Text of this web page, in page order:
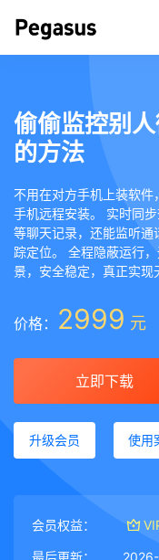
偷偷监控别
的方法
不用在对方手机上装软
手机远程安装。 实时同
等聊天记录，还能监听通
踪定位。 全程隐蔽运行
景，安全稳定，真正实现
价格： 2999 元
立即下载
升级会员 使用
会员权益：
最后更新：